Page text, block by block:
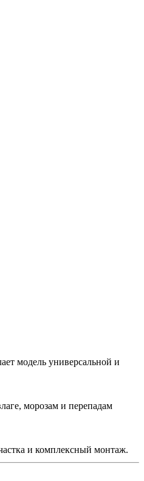
модель универсальной и
морозам и перепадам
и комплексный монтаж.